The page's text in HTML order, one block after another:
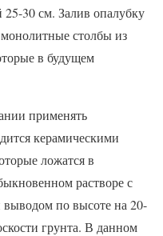
25-30 см. Залив опалубку
столбы из
в будущем
применять
керамическими
ложатся в
растворе с
по высоте на 20-
грунта. В данном